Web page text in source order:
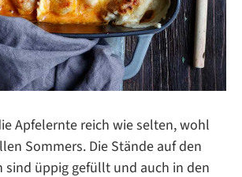
Apfelernte reich wie selten, wohl
Sommers. Die Stände auf den
sind üppig gefüllt und auch in den